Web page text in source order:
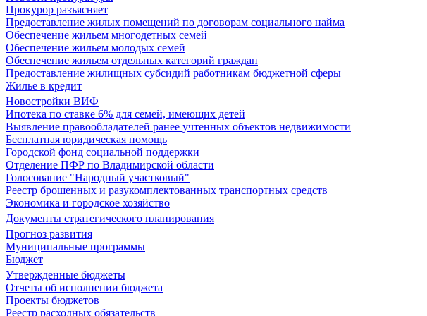
Прокурор разъясняет
Предоставление жилых помещений по договорам социального найма
Обеспечение жильем многодетных семей
Обеспечение жильем молодых семей
Обеспечение жильем отдельных категорий граждан
Предоставление жилищных субсидий работникам бюджетной сферы
Жилье в кредит
Новостройки ВИФ
Ипотека по ставке 6% для семей, имеющих детей
Выявление правообладателей ранее учтенных объектов недвижимости
Бесплатная юридическая помощь
Городской фонд социальной поддержки
Отделение ПФР по Владимирской области
Голосование "Народный участковый"
Реестр брошенных и разукомплектованных транспортных средств
Экономика и городское хозяйство
Документы стратегического планирования
Прогноз развития
Муниципальные программы
Бюджет
Утвержденные бюджеты
Отчеты об исполнении бюджета
Проекты бюджетов
Реестр расходных обязательств